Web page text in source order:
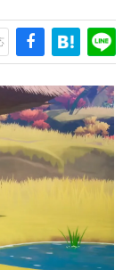
るマンガ家・田中圭
です。
力を画面や操作の
派で骨太な評論連載
ムにまつわる言葉
文化史研究家・タ